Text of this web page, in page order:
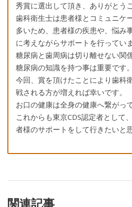
秀賞に選出して頂き、ありがとう
歯科衛生士は患者様とコミュニケ
多いため、患者様の疾患や、悩み
に考えながらサポートを行っていま
糖尿病と歯周病は切り離せない関
糖尿病の知識を持つ事は重要です。
今回、賞を頂けたことにより歯科
戦される方が増えれば幸いです。
お口の健康は全身の健康へ繋がっ
これからも東京CDS認定者として
者様のサポートをして行きたいと
関連記事